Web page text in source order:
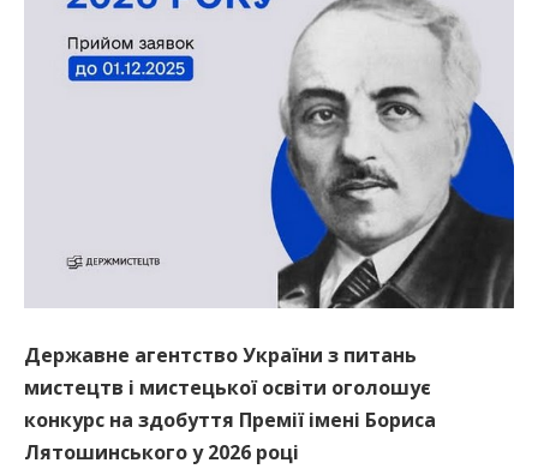
Державне агентство України з питань
мистецтв і мистецької освіти оголошує
конкурс на здобуття Премії імені Бориса
Лятошинського у 2026 році